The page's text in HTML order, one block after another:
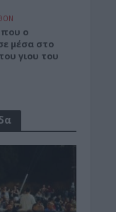
που ο
μέσα στο
γιου του